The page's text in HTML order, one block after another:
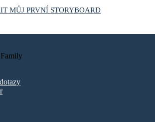
MŮJ PRVNÍ STORYBOARD